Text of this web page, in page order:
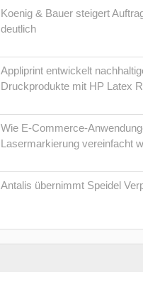
Koenig & Bauer steigert
deutlich
Appliprint entwickelt
Druckprodukte mit HP Latex
Wie E-Commerce-
Lasermarkierung vereinfacht
Antalis übernimmt Speidel